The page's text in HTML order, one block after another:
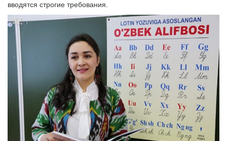
вводятся строгие требования.